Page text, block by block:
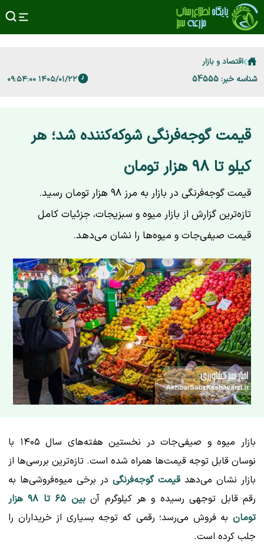
اقتصاد و بازار
شناسه خبر: 54555 ۱۴۰۵/۰۱/۲۲ ۰۹:۵۴:۰۰
قیمت گوجه‌فرنگی شوکه‌کننده شد؛ هر
کیلو تا ۹۸ هزار تومان
قیمت گوجه‌فرنگی در بازار به مرز ۹۸ هزار تومان رسید.
تازه‌ترین گزارش از بازار میوه و سبزیجات، جزئیات کامل
قیمت صیفی‌جات و میوه‌ها را نشان می‌دهد.
بازار میوه و صیفی‌جات در نخستین هفته‌های سال ۱۴۰۵ با
نوسان قابل توجه قیمت‌ها همراه شده است. تازه‌ترین بررسی‌ها از
بازار نشان می‌دهد قیمت گوجه‌فرنگی در برخی میوه‌فروشی‌ها به
رقم قابل توجهی رسیده و هر کیلوگرم آن
بین ۶۵ تا ۹۸ هزار
تومان به فروش می‌رسد؛ رقمی که توجه بسیاری از خریداران را
جلب کرده است.